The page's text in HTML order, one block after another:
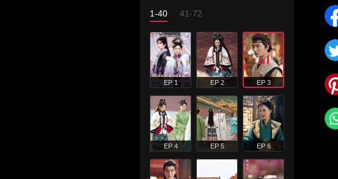
1-40 41-72
EP 1 EP 2 EP 3
EP 4 EP 5 EP 6